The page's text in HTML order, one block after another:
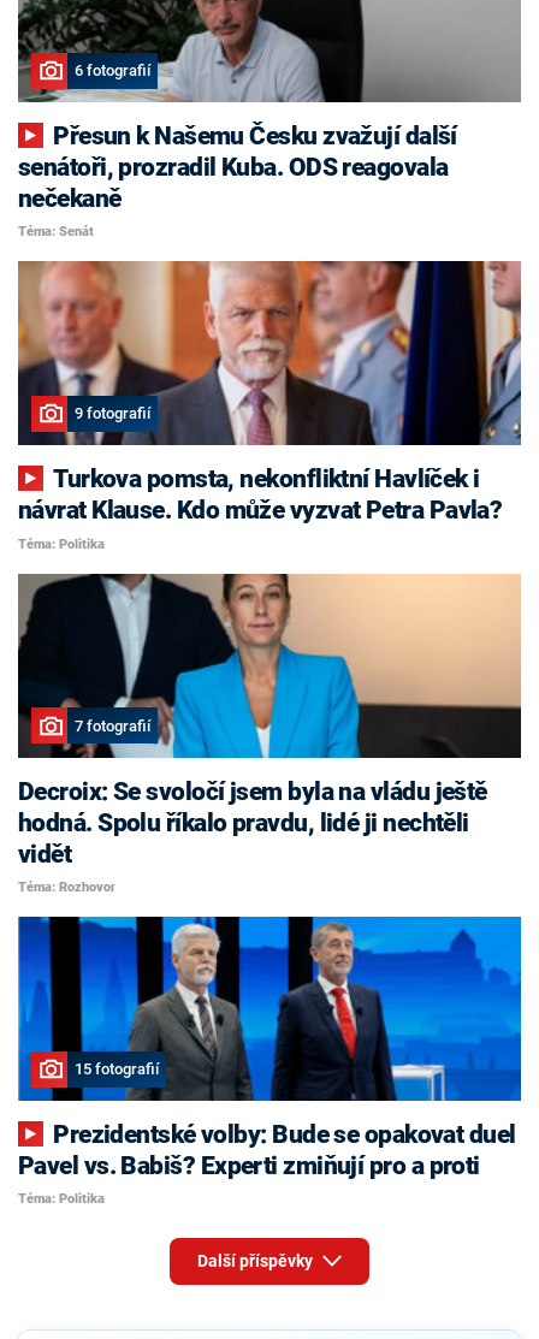
6 fotografií
senátoři, prozradil Kuba. ODS reagovala
nečekaně
Téma: Senát
9 fotografií
Turkova pomsta, nekonfliktní Havlíček i
návrat Klause. Kdo může vyzvat Petra Pavla?
Téma: Politika
7 fotografií
Decroix: Se svoločí jsem byla na vládu ještě
hodná. Spolu říkalo pravdu, lidé ji nechtěli
vidět
Téma: Rozhovor
15 fotografií
Pavel vs. Babiš? Experti zmiňují pro a proti
Téma: Politika
Další příspěvky